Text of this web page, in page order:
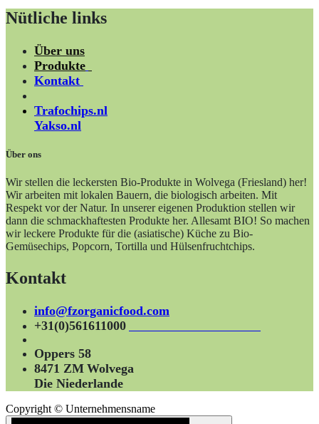
Nütliche links
Über uns
Produkte
Kontakt
Trafochips.nl
Yakso.nl
Über ons
Wir stellen die leckersten Bio-Produkte in Wolvega (Friesland) her!
Wir arbeiten mit lokalen Bauern, die biologisch arbeiten. Mit
Respekt vor der Natur. In unserer eigenen Produktion stellen wir
dann die schmackhaftesten Produkte her. Allesamt BIO! So machen
wir leckere Produkte für die (asiatische) Küche zu Bio-
Gemüsechips, Popcorn, Tortilla und Hülsenfruchtchips.
Kontakt
info@fzorganicfood.com
+31(0)561611000
Oppers 58
8471 ZM Wolvega
Die Niederlande
Copyright © Unternehmensname